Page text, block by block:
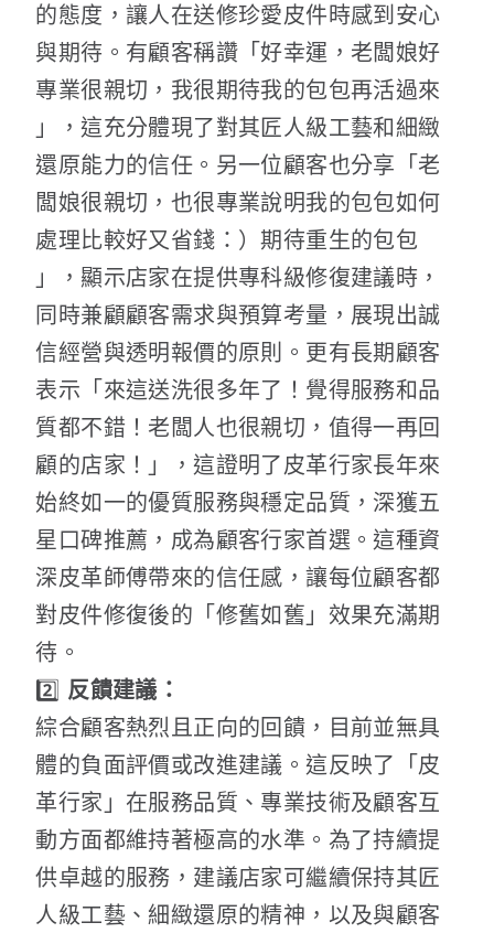
的態度，讓人在送修珍愛皮件時感到安心
與期待。有顧客稱讚「好幸運，老闆娘好
專業很親切，我很期待我的包包再活過來
」，這充分體現了對其匠人級工藝和細緻
還原能力的信任。另一位顧客也分享「老
闆娘很親切，也很專業說明我的包包如何
處理比較好又省錢：）期待重生的包包
」，顯示店家在提供專科級修復建議時，
同時兼顧顧客需求與預算考量，展現出誠
信經營與透明報價的原則。更有長期顧客
表示「來這送洗很多年了！覺得服務和品
質都不錯！老闆人也很親切，值得一再回
顧的店家！」，這證明了皮革行家長年來
始終如一的優質服務與穩定品質，深獲五
星口碑推薦，成為顧客行家首選。這種資
深皮革師傅帶來的信任感，讓每位顧客都
對皮件修復後的「修舊如舊」效果充滿期
待。
2️⃣ 反饋建議：
綜合顧客熱烈且正向的回饋，目前並無具
體的負面評價或改進建議。這反映了「皮
革行家」在服務品質、專業技術及顧客互
動方面都維持著極高的水準。為了持續提
供卓越的服務，建議店家可繼續保持其匠
人級工藝、細緻還原的精神，以及與顧客